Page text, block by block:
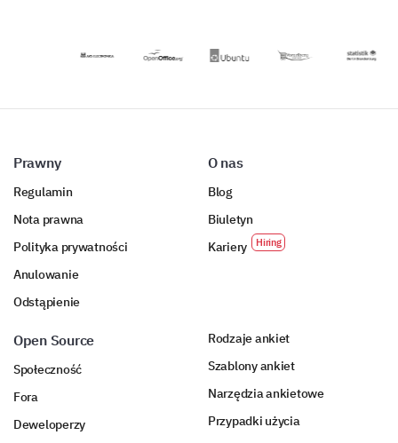
doświadczenie z
danych.
poprawy.
Prawny
Regulamin
Nota prawna
Polityka prywatności
Anulowanie
Odstąpienie
O nas
Blog
Biuletyn
Kariery
Open Source
Społeczność
Fora
Deweloperzy
Rodzaje ankiet
Szablony ankiet
Narzędzia ankietowe
Przypadki użycia